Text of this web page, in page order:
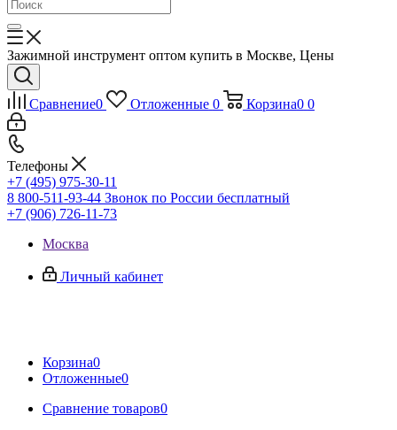
Зажимной инструмент оптом купить в Москве, Цены
Сравнение0 Отложенные 0 Корзина0 0
Телефоны
+7 (495) 975-30-11
8 800-511-93-44 Звонок по России бесплатный
+7 (906) 726-11-73
Москва
Личный кабинет
Корзина0
Отложенные0
Сравнение товаров0